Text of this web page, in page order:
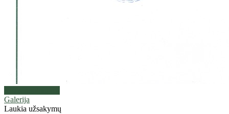
Galerija
Laukia užsakymų